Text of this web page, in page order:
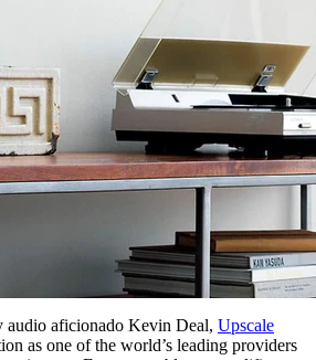
aficionado Kevin Deal, Upscale
as one of the world’s leading providers